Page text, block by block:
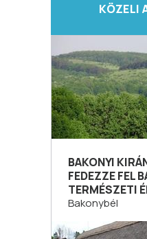
KÖZELI
BAKONYI
FEDEZZE FEL
TERMÉSZETI
Bakonybél